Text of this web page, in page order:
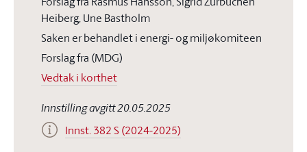
Heiberg, Une Bastholm
Saken er behandlet i energi- og miljøkomiteen
Forslag fra (MDG)
Vedtak i korthet
Innstilling avgitt 20.05.2025
Innst. 382 S (2024-2025)